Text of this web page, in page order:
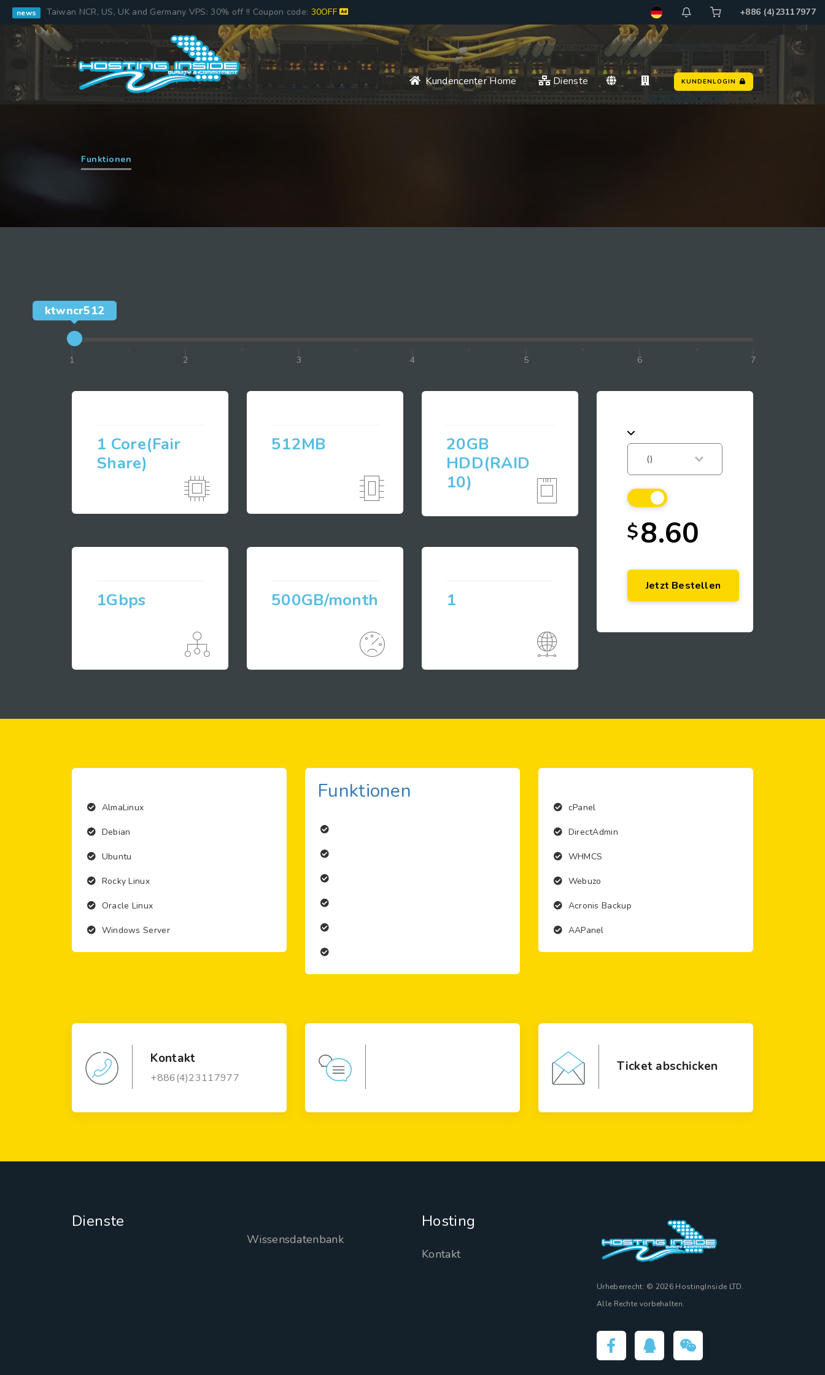
news Taiwan NCR, US, UK and Germany VPS: 30% off !! Coupon code: 30OFF +886 (4)23117977
Kundencenter Home Dienste KUNDENLOGIN
Funktionen
ktwncr512
1 2 3 4 5 6 7
1 Core(Fair
Share)
512MB
20GB
HDD(RAID
10)
1Gbps 500GB/month 1
$8.60
Jetzt Bestellen
AlmaLinux
Debian
Ubuntu
Rocky Linux
Oracle Linux
Windows Server
Funktionen
cPanel
DirectAdmin
WHMCS
Webuzo
Acronis Backup
AAPanel
Kontakt
+886(4)23117977
Ticket abschicken
Dienste
Wissensdatenbank
Hosting
Kontakt
Urheberrecht: © 2026 HostingInside LTD.
Alle Rechte vorbehalten.